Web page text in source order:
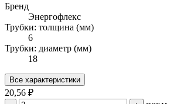
Бренд
Энергофлекс
Трубки: толщина (мм)
6
Трубки: диаметр (мм)
18
Все характеристики
20,56 ₽